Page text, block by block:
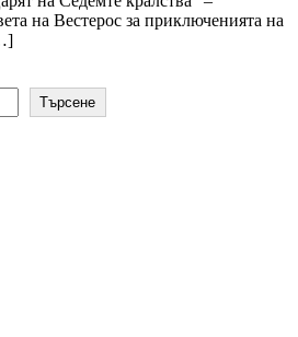
на Вестерос за приключенията на
Търсене